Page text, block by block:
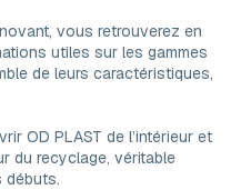
vous retrouverez en
utiles sur les gammes
de leurs caractéristiques,
OD PLAST de l’intérieur et
du recyclage, véritable
débuts.